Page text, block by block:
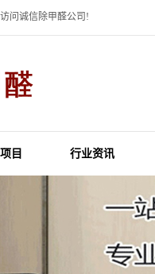
问诚信除甲醛公司!
目 行业资讯